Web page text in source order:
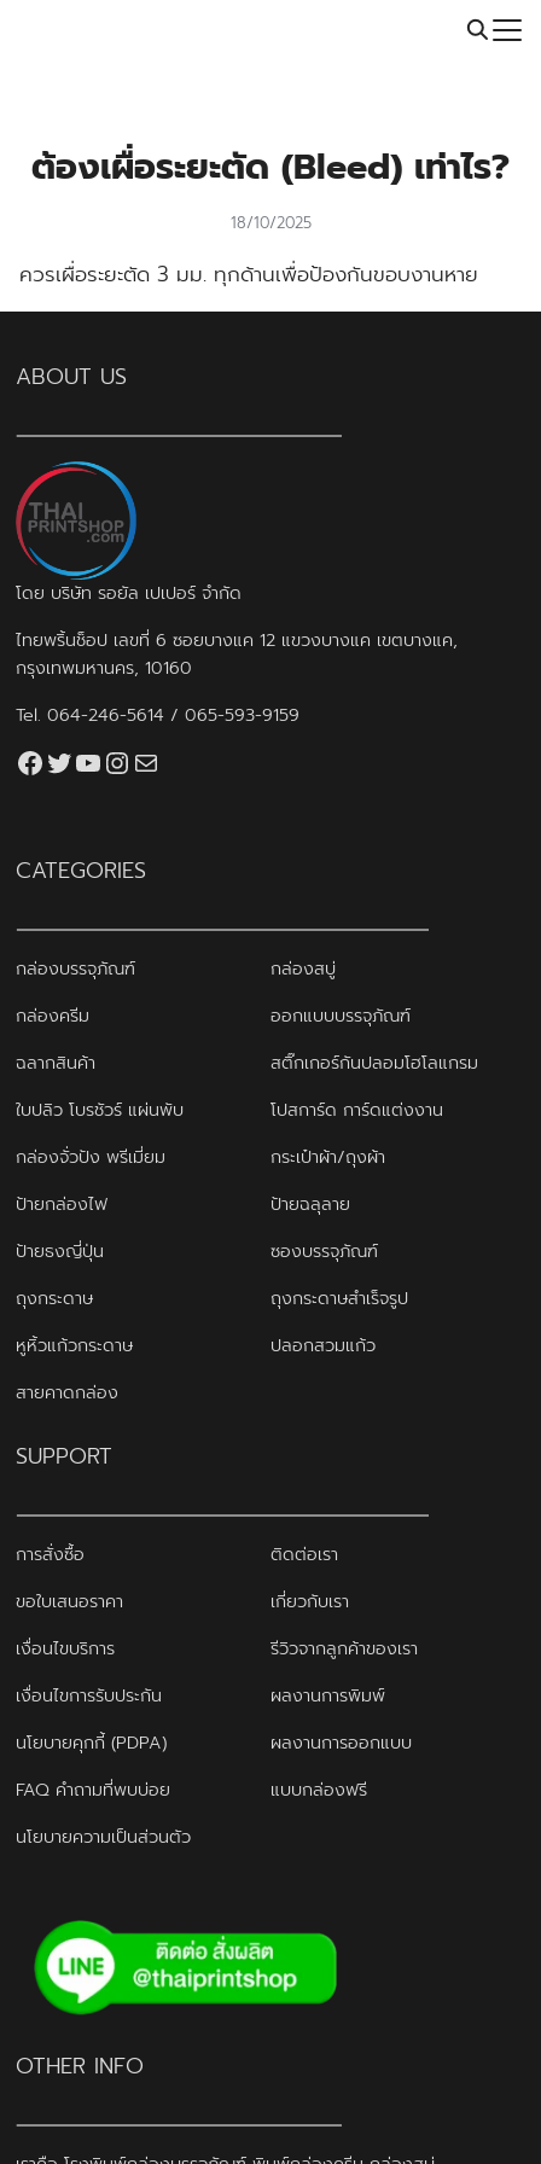
Call: 064-246-5614 | Line: @thaiprintshop
ต้องเผื่อระยะตัด (Bleed) เท่าไร?
18/10/2025
ควรเผื่อระยะตัด 3 มม. ทุกด้านเพื่อป้องกันขอบงานหาย
ABOUT US
โดย บริษัท รอยัล เปเปอร์ จำกัด
ไทยพริ้นช็อป เลขที่ 6 ซอยบางแค 12 แขวงบางแค เขตบางแค,
กรุงเทพมหานคร, 10160
Tel.064-246-5614 /065-593-9159
Facebook
Twitter
YouTube
Instagram
thaiprintshop.aw@gmail.com
CATEGORIES
กล่องบรรจุภัณฑ์
กล่องสบู่
กล่องครีม
ออกแบบบรรจุภัณฑ์
ฉลากสินค้า
สติ๊กเกอร์กันปลอมโฮโลแกรม
ใบปลิว โบรชัวร์ แผ่นพับ
โปสการ์ด การ์ดแต่งงาน
กล่องจั่วปัง พรีเมี่ยม
กระเป๋าผ้า/ถุงผ้า
ป้ายกล่องไฟ
ป้ายฉลุลาย
ป้ายธงญี่ปุ่น
ซองบรรจุภัณฑ์
ถุงกระดาษ
ถุงกระดาษสำเร็จรูป
หูหิ้วแก้วกระดาษ
ปลอกสวมแก้ว
สายคาดกล่อง
SUPPORT
การสั่งซื้อ
ติดต่อเรา
ขอใบเสนอราคา
เกี่ยวกับเรา
เงื่อนไขบริการ
รีวิวจากลูกค้าของเรา
เงื่อนไขการรับประกัน
ผลงานการพิมพ์
นโยบายคุกกี้ (PDPA)
ผลงานการออกแบบ
FAQ คำถามที่พบบ่อย
แบบกล่องฟรี
นโยบายความเป็นส่วนตัว
OTHER INFO